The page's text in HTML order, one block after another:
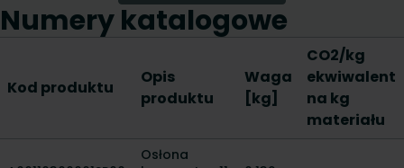
Numery katalogowe
Kod produktu
Opis
produktu
Waga
[kg]
CO2/kg
ekwiwalent
na kg
materiału
Osłona